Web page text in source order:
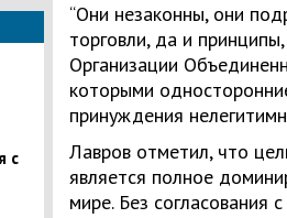
с
“Они незаконны, они
торговли, да и
Организации
которыми
принуждения
Лавров отметил, что
является полное
мире. Без согласования